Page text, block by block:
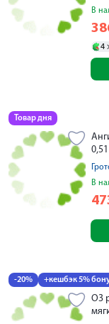
В
4
Товар дня
В
-20% +кешбэк 5%
О3